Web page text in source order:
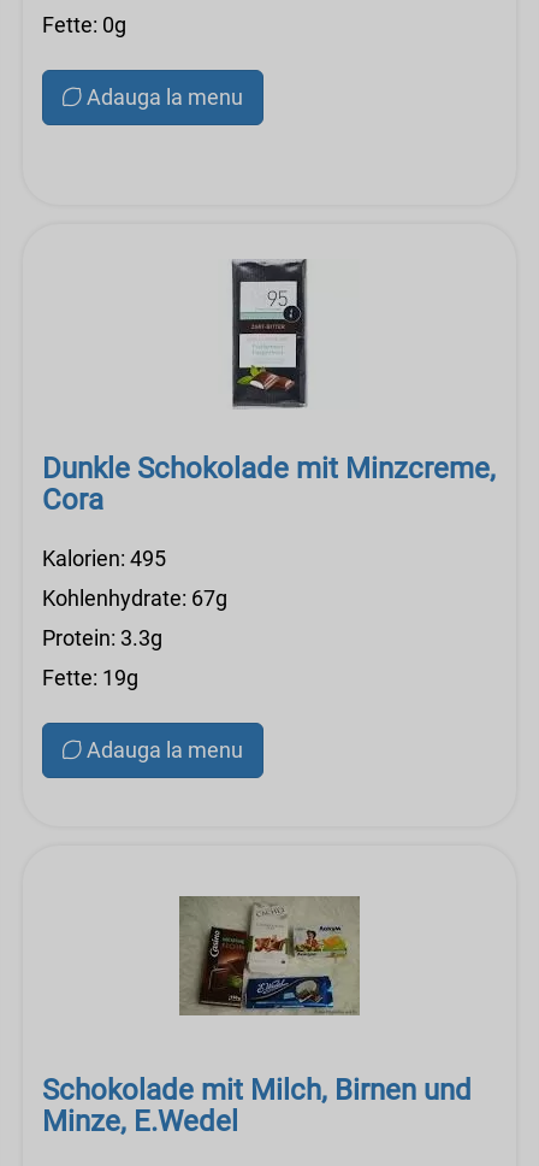
Fette: 0g
Adauga la menu
Dunkle Schokolade mit Minzcreme,
Cora
Kalorien: 495
Kohlenhydrate: 67g
Protein: 3.3g
Fette: 19g
Adauga la menu
Schokolade mit Milch, Birnen und
Minze, E.Wedel